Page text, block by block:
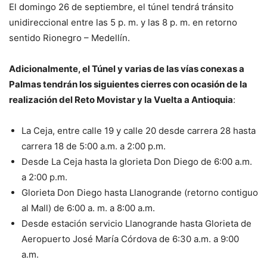
El domingo 26 de septiembre, el túnel tendrá tránsito
unidireccional entre las 5 p. m. y las 8 p. m. en retorno
sentido Rionegro – Medellín.
Adicionalmente, el Túnel y varias de las vías conexas a
Palmas tendrán los siguientes cierres con ocasión de la
realización del Reto Movistar y la Vuelta a Antioquia:
La Ceja, entre calle 19 y calle 20 desde carrera 28 hasta
carrera 18 de 5:00 a.m. a 2:00 p.m.
Desde La Ceja hasta la glorieta Don Diego de 6:00 a.m.
a 2:00 p.m.
Glorieta Don Diego hasta Llanogrande (retorno contiguo
al Mall) de 6:00 a. m. a 8:00 a.m.
Desde estación servicio Llanogrande hasta Glorieta de
Aeropuerto José María Córdova de 6:30 a.m. a 9:00
a.m.